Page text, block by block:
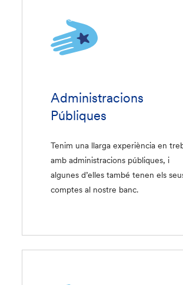
Administracions
Públiques
Tenim una llarga experiència en
amb administracions públiques, i
algunes d’elles també tenen els
comptes al nostre banc.